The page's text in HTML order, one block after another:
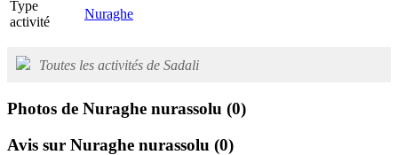
Type
activité
Nuraghe
Toutes les activités de Sadali
Photos de Nuraghe nurassolu (0)
Avis sur Nuraghe nurassolu (0)